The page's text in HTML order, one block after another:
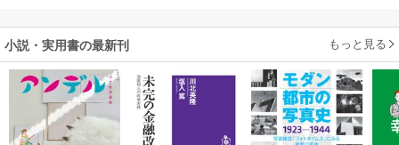
eCHA
小説・実用書の最新刊 もっと見る